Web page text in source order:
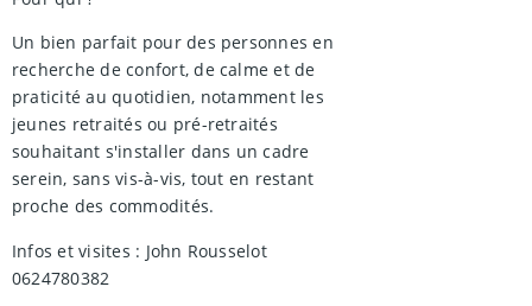
Un bien parfait pour des personnes en
recherche de confort, de calme et de
praticité au quotidien, notamment les
jeunes retraités ou pré-retraités
souhaitant s'installer dans un cadre
serein, sans vis-à-vis, tout en restant
proche des commodités.
Infos et visites : John Rousselot
0624780382